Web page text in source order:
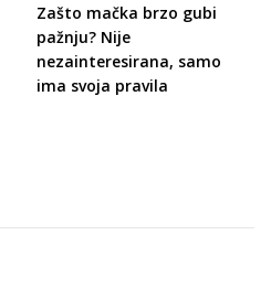
Zašto mačka brzo gubi
pažnju? Nije
nezainteresirana, samo
ima svoja pravila